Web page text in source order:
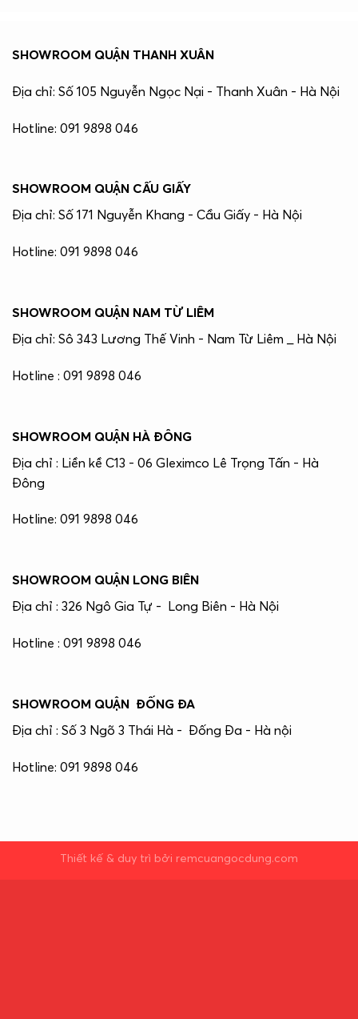
SHOWROOM QUẬN THANH XUÂN
Địa chỉ: Số 105 Nguyễn Ngọc Nại - Thanh Xuân - Hà Nội
Hotline: 091 9898 046
SHOWROOM QUẬN CẤU GIẤY
Địa chỉ: Số 171 Nguyễn Khang - Cầu Giấy - Hà Nội
Hotline: 091 9898 046
SHOWROOM QUẬN NAM TỪ LIÊM
Địa chỉ: Sô 343 Lương Thế Vinh - Nam Từ Liêm _ Hà Nội
Hotline : 091 9898 046
SHOWROOM QUẬN HÀ ĐÔNG
Địa chỉ : Liền kề C13 - 06 Gleximco Lê Trọng Tấn - Hà
Đông
Hotline: 091 9898 046
SHOWROOM QUẬN LONG BIÊN
Địa chỉ : 326 Ngô Gia Tự - Long Biên - Hà Nội
Hotline : 091 9898 046
SHOWROOM QUẬN ĐỐNG ĐA
Địa chỉ : Số 3 Ngõ 3 Thái Hà - Đống Đa - Hà nội
Hotline: 091 9898 046
Thiết kế & duy trì bởi remcuangocdung.com